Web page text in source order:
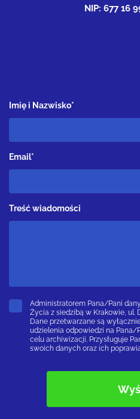
NIP: 677 16
Imię i Nazwisko*
Email*
Treść wiadomości
Administratorem Pana/Pani
Życia z siedzibą w Krakowie, ul.
Dane przetwarzane są
udzielenia odpowiedzi na Pana/
celu archiwizacji. Przysługuje
swoich danych oraz ich